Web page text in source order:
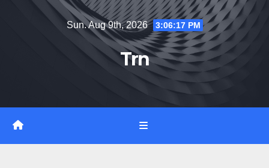
Sun. Aug 9th, 2026 3:06:18 PM
Trn